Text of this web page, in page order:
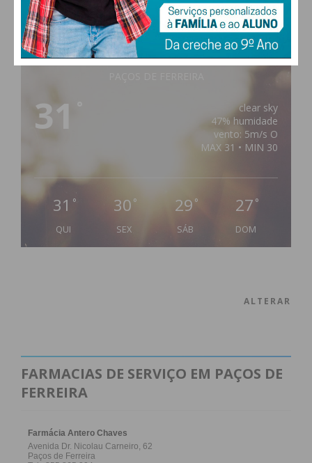
31
clear sky
47% humidade
vento: 5m/s O
MAX 31 • MIN 30
31 °
QUI
30 °
SEX
29 °
SÁB
27 °
DOM
ALTERAR
FARMACIAS DE SERVIÇO EM PAÇOS DE
FERREIRA